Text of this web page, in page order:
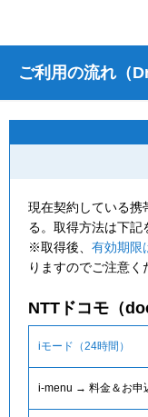
ご利用の流れ（
現在契約している携
る。取得方法は下記
※取得後、 有効期限
りますのでご注意く
NTTドコモ（
iモード（24時間）
i-menu → 料金＆お申